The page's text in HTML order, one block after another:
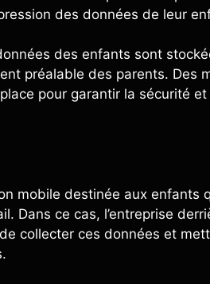
des données de leur
des enfants sont
préalable des parents. Des
pour garantir la sécurité
mobile destinée aux enfants
Dans ce cas, l’entreprise
collecter ces données et